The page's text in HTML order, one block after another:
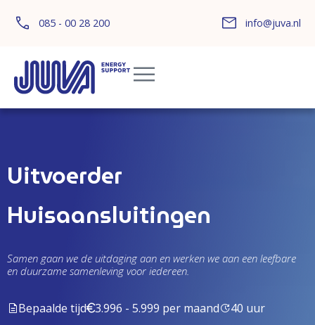
085 - 00 28 200 info@juva.nl
Uitvoerder
Huisaansluitingen
Samen gaan we de uitdaging aan en werken we aan een leefbare
en duurzame samenleving voor iedereen.
Bepaalde tijd 3.996 - 5.999 per maand 40 uur